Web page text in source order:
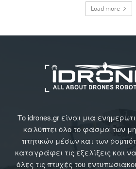
Load more
Το idrones.gr είναι μια
καλύπτει όλο το φάσμα των
πτητικών μέσων και των
καταγράφει τις εξελίξεις και
όλες τις πτυχές του